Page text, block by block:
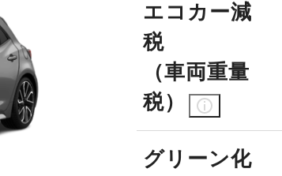
エコカー減
税
（車両重量
税）
グリーン化